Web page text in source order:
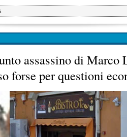
assassino di Marco
forse per questioni